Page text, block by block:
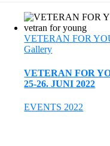
VETERAN FOR
Gallery
VETERAN FOR
25-26. JUNI 2022
EVENTS 2022